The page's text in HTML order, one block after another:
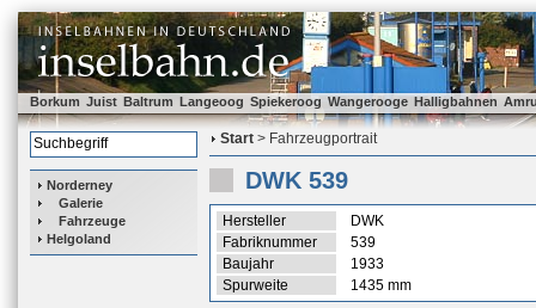
Borkum Juist Baltrum Langeoog Spiekeroog Wangerooge Halligbahnen
Norderney
Galerie
Fahrzeuge
Helgoland
Start > Fahrzeugportrait
DWK 539
Hersteller
DWK
Fabriknummer
539
Baujahr
1933
Spurweite
1435 mm